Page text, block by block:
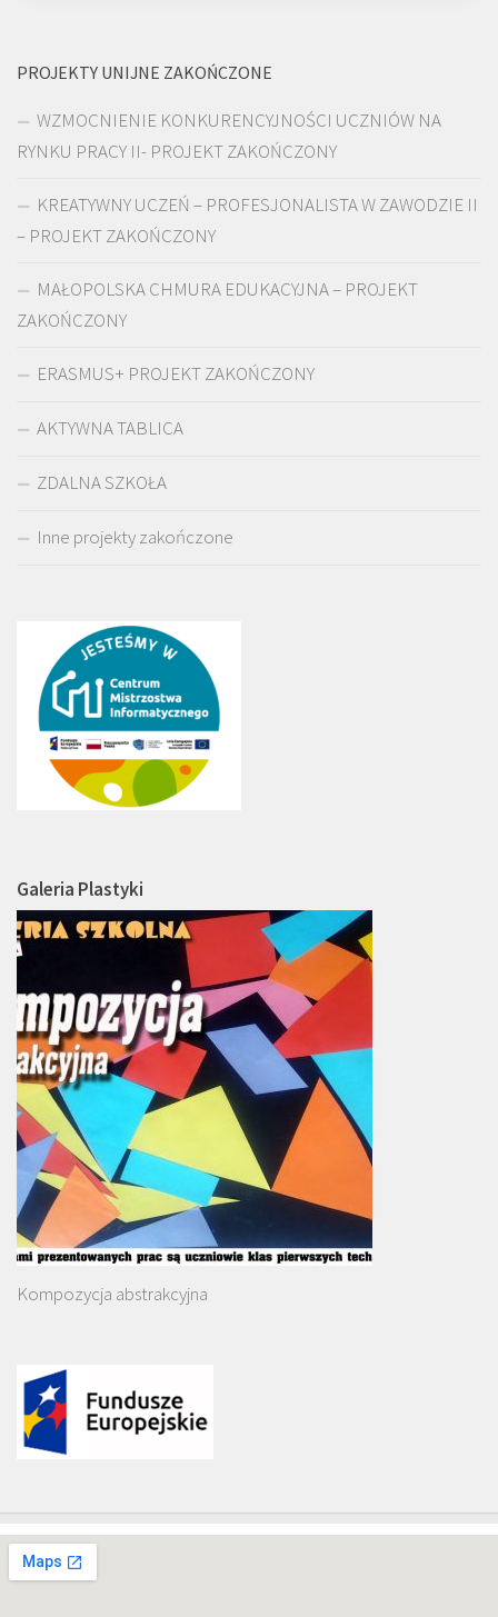
PROJEKTY UNIJNE ZAKOŃCZONE
WZMOCNIENIE KONKURENCYJNOŚCI UCZNIÓW NA
RYNKU PRACY II- PROJEKT ZAKOŃCZONY
KREATYWNY UCZEŃ – PROFESJONALISTA W ZAWODZIE II
– PROJEKT ZAKOŃCZONY
MAŁOPOLSKA CHMURA EDUKACYJNA – PROJEKT
ZAKOŃCZONY
ERASMUS+ PROJEKT ZAKOŃCZONY
AKTYWNA TABLICA
ZDALNA SZKOŁA
Inne projekty zakończone
Galeria Plastyki
Kompozycja abstrakcyjna